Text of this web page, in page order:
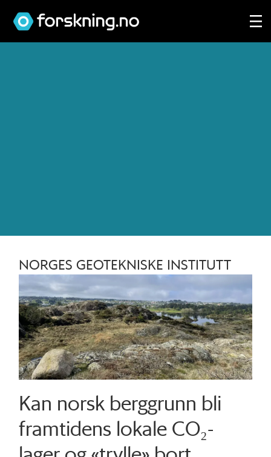
NORGES GEOTEKNISKE INSTITUTT
Kan norsk berggrunn bli
framtidens lokale CO₂-